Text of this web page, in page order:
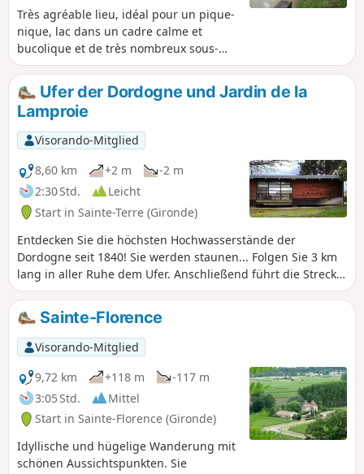
Très agréable lieu, idéal pour un pique-
nique, lac dans un cadre calme et
bucolique et de très nombreux sous-
bois en pleine aventure...
Ufer der Dordogne und Jardin de la
Lamproie
Visorando-Mitglied
8,60 km
+2 m
-2 m
2:30 Std.
Leicht
Start in Sainte-Terre (Gironde)
Entdecken Sie die höchsten Hochwasserstände der
Dordogne seit 1840! Sie werden staunen... Folgen Sie 3 km
lang in aller Ruhe dem Ufer. Anschließend führt die Strecke
durch Weinberge und hübsche kleine Weiler. Die Strecke ist
völlig flach und führt über kleine, wenig begehene Straßen.
Achtung: Bei starker Flut kann es zu Überschwemmungen
kommen.
Sainte-Florence
Visorando-Mitglied
9,72 km
+118 m
-117 m
3:05 Std.
Mittel
Start in Sainte-Florence (Gironde)
Idyllische und hügelige Wanderung mit
schönen Aussichtspunkten. Sie